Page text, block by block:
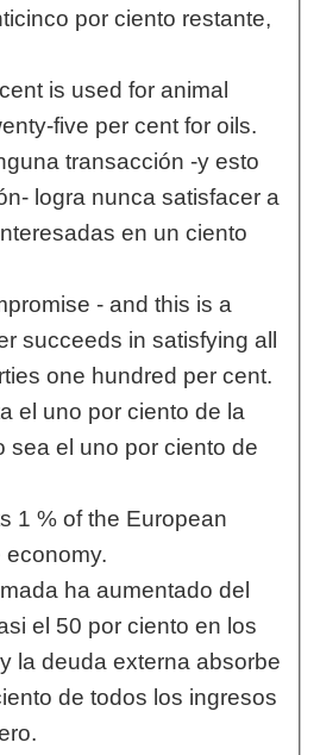
por ciento restante,
is used for animal
five per cent for oils.
transacción -y esto
logra nunca satisfacer a
en un ciento
- and this is a
succeeds in satisfying all
one hundred per cent.
el uno por ciento de la
sea el uno por ciento de
1 % of the European
economy.
ha aumentado del
el 50 por ciento en los
la deuda externa absorbe
de todos los ingresos